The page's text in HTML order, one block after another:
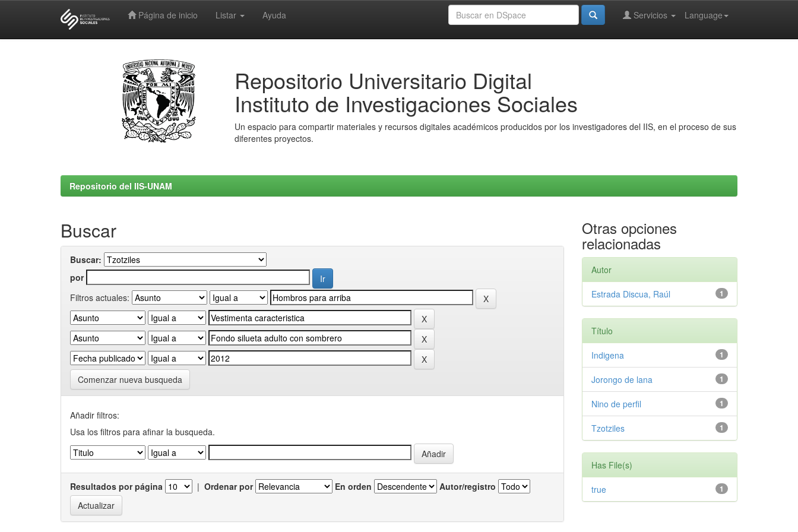
Página de inicio Listar Ayuda Language
Servicios
Repositorio Universitario Digital
Instituto de Investigaciones Sociales
Un espacio para compartir materiales y recursos digitales académicos producidos por los investigadores del IIS, en el proceso de sus
diferentes proyectos.
Repositorio del IIS-UNAM
Buscar
Buscar:
por
Filtros actuales:
Comenzar nueva busqueda
Añadir filtros:
Usa los filtros para afinar la busqueda.
Resultados por página | Ordenar por En orden Autor/registro
Otras opciones
relacionadas
Autor
1
Estrada Discua, Raúl
Título
1
Indigena
1
Jorongo de lana
1
Nino de perfil
1
Tzotziles
Has File(s)
1
true